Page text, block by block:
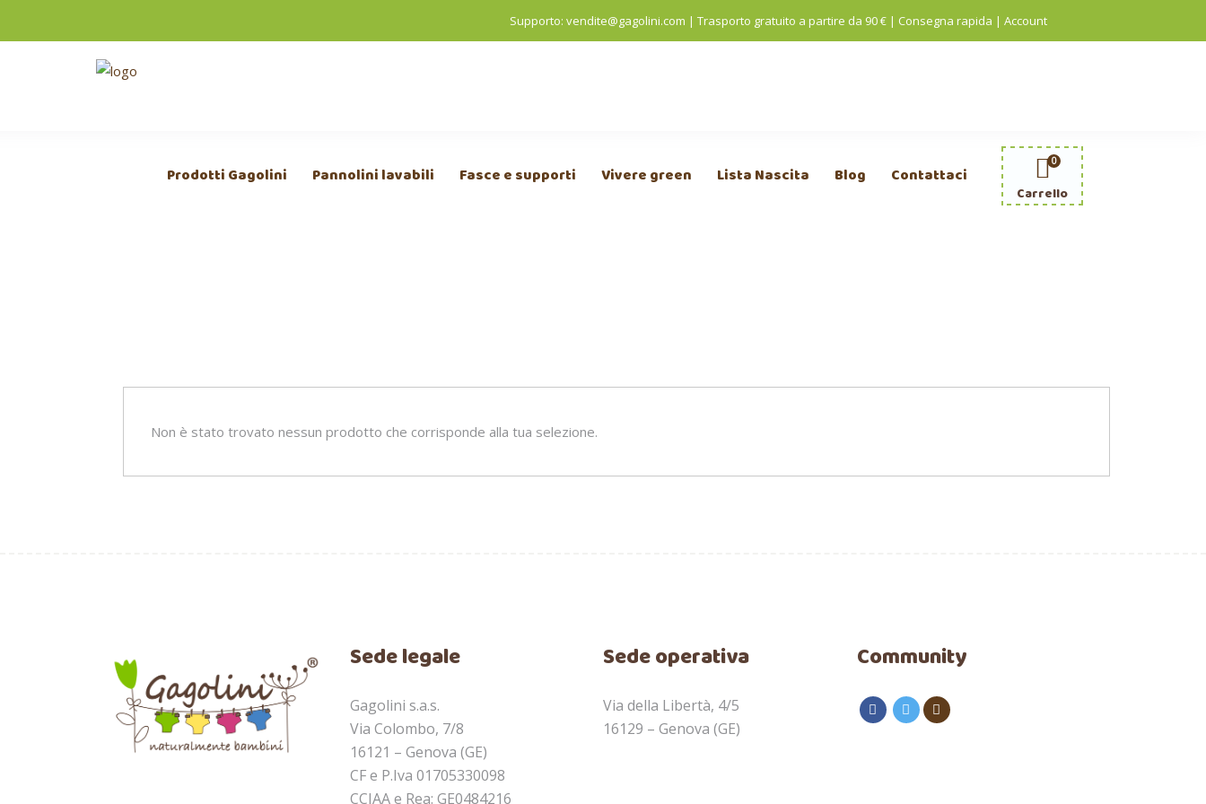
Supporto: vendite@gagolini.com | Trasporto gratuito a partire da 90 € | Consegna rapida | Account
Prodotti Gagolini Pannolini lavabili Fasce e supporti Vivere green Lista Nascita Blog Contattaci
Carrello
0
Non è stato trovato nessun prodotto che corrisponde alla tua selezione.
Sede legale
Gagolini s.a.s.
Via Colombo, 7/8
16121 – Genova (GE)
CF e P.Iva 01705330098
CCIAA e Rea: GE0484216
Sede operativa
Via della Libertà, 4/5
16129 – Genova (GE)
Community